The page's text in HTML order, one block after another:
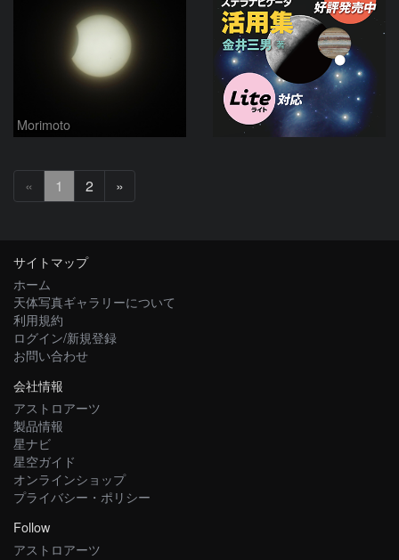
Morimoto
« 1 2 »
へ
サイトマップ
ホーム
天体写真ギャラリーについて
利用規約
ログイン/新規登録
お問い合わせ
会社情報
アストロアーツ
製品情報
星ナビ
星空ガイド
オンラインショップ
プライバシー・ポリシー
Follow
アストロアーツ